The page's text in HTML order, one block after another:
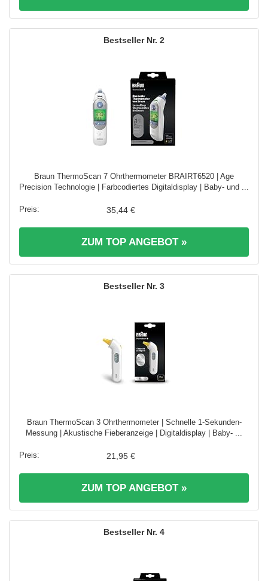
2
Braun ThermoScan 7 Ohrthermometer BRAIRT6520 | Age
Precision Technologie | Farbcodiertes Digitaldisplay | Baby- und ...
35,44 €
ZUM TOP ANGEBOT »
3
Braun ThermoScan 3 Ohrthermometer | Schnelle 1-Sekunden-
Messung | Akustische Fieberanzeige | Digitaldisplay | Baby- ...
21,95 €
ZUM TOP ANGEBOT »
4